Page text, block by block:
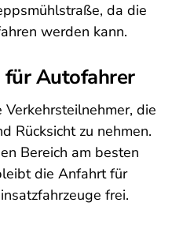
da die
werden kann.
Autofahrer
die
Rücksicht zu nehmen.
Bereich am besten
die Anfahrt für
frei.